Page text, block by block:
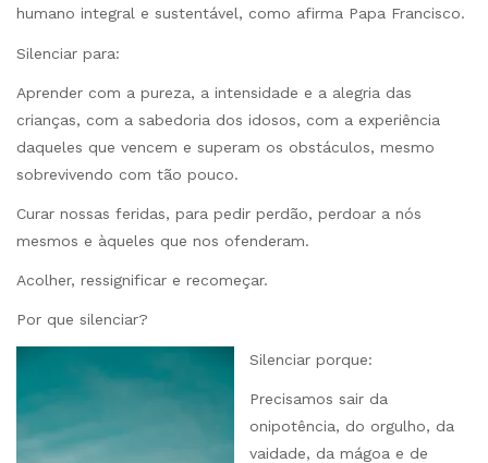
humano integral e sustentável, como afirma Papa Francisco.
Silenciar para:
Aprender com a pureza, a intensidade e a alegria das
crianças, com a sabedoria dos idosos, com a experiência
daqueles que vencem e superam os obstáculos, mesmo
sobrevivendo com tão pouco.
Curar nossas feridas, para pedir perdão, perdoar a nós
mesmos e àqueles que nos ofenderam.
Acolher, ressignificar e recomeçar.
Por que silenciar?
Silenciar porque:
Precisamos sair da
onipotência, do orgulho, da
vaidade, da mágoa e de